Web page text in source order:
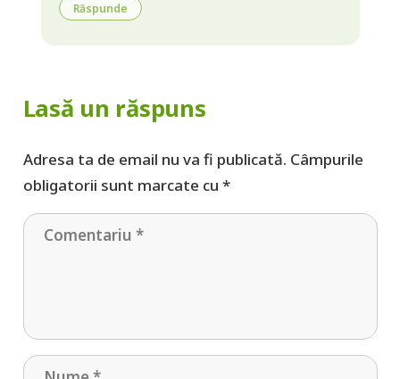
Răspunde
Lasă un răspuns
Adresa ta de email nu va fi publicată. Câmpurile
obligatorii sunt marcate cu *